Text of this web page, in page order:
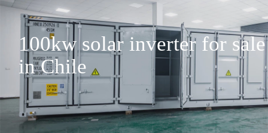
100kw solar inverter for sale
in Chile